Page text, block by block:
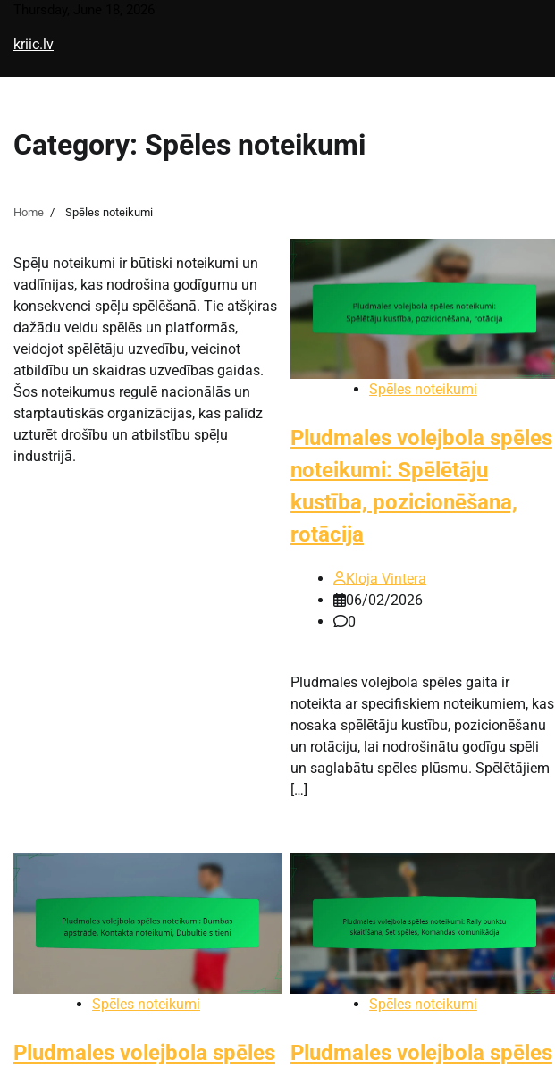
content
kriic.lv
Category: Spēles noteikumi
Home Spēles noteikumi
Spēļu noteikumi ir būtiski noteikumi un
vadlīnijas, kas nodrošina godīgumu un
konsekvenci spēļu spēlēšanā. Tie atšķiras
dažādu veidu spēlēs un platformās,
veidojot spēlētāju uzvedību, veicinot
atbildību un skaidras uzvedības gaidas.
Šos noteikumus regulē nacionālās un
starptautiskās organizācijas, kas palīdz
uzturēt drošību un atbilstību spēļu
industrijā.
Spēles noteikumi
Pludmales volejbola spēles
noteikumi: Spēlētāju
kustība, pozicionēšana,
rotācija
Kloja Vintera
06/02/2026
0
Pludmales volejbola spēles gaita ir
noteikta ar specifiskiem noteikumiem, kas
nosaka spēlētāju kustību, pozicionēšanu
un rotāciju, lai nodrošinātu godīgu spēli
un saglabātu spēles plūsmu. Spēlētājiem
[…]
Spēles noteikumi
Pludmales volejbola spēles
Spēles noteikumi
Pludmales volejbola spēles